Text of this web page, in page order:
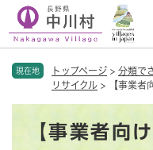
現在地 トップページ > 分類で
リサイクル > 【事業者
【事業者向